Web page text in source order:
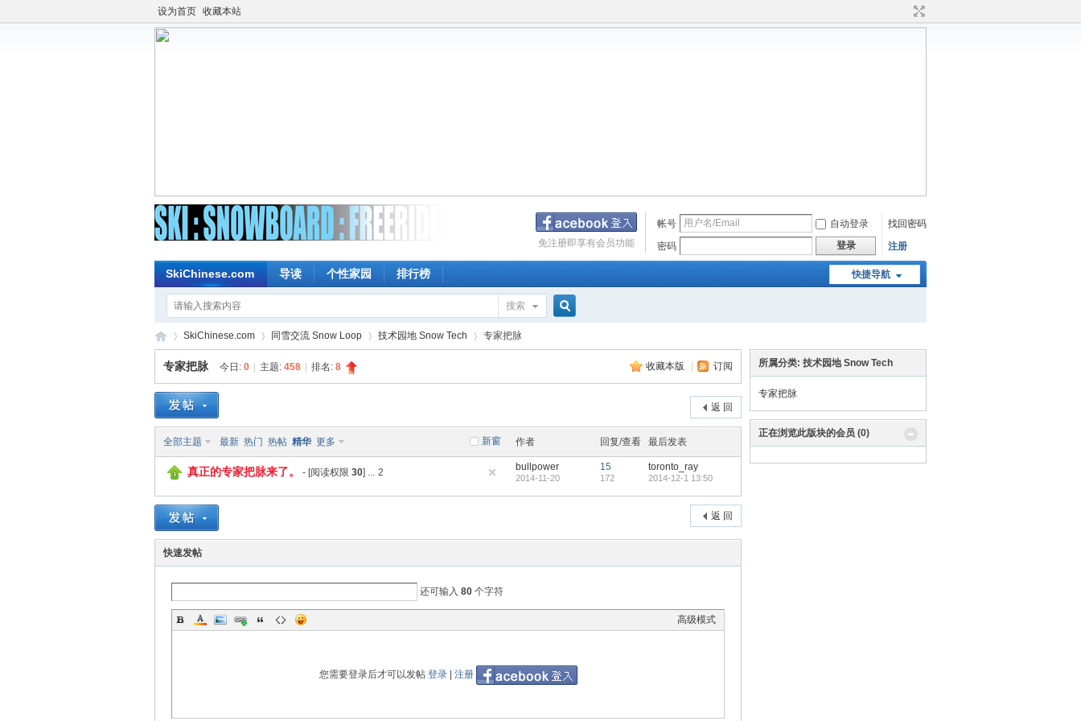
设为首页 收藏本站
帐号 自动登录
找回密码
密码
登录 注册
免注册即享有会员功能
快捷导航
SkiChinese.com 导读 个性家园 排行榜
搜索
雪
»
SkiChinese.com 同雪交流 Snow Loop 技术园地 Snow Tech 专家把脉
收藏本版 订阅
专家把脉 今日: 0 主题: 458 排名: 8
返 回
新窗
全部主题 最新 热门 热帖 精华 更多 作者 回复/查看 最后发表
真正的专家把脉来了。 - [阅读权限 30] ... 2 bullpower
2014-11-20
15
172
toronto_ray
2014-12-1 13:50
返 回
快速发帖
还可输入 80 个字符
高级模式
您需要登录后才可以发帖 登录| 注册
所属分类: 技术园地 Snow Tech
专家把脉
正在浏览此版块的会员 (0)